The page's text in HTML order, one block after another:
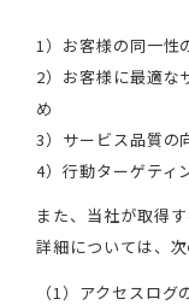
1）お客様の同一性
2）お客様に最適な
め
3）サービス品質の
4）行動ターゲティ
また、当社が取得
詳細については、次
（1）アクセスログ